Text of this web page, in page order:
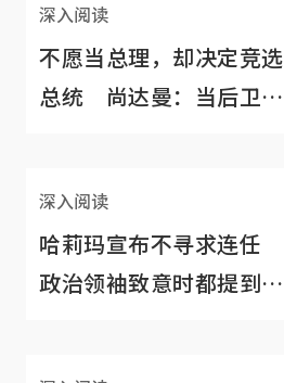
深入阅读
不愿当总理，却决定竞选
总统 尚达曼：当后卫更
深入阅读
哈莉玛宣布不寻求连任
政治领袖致意时都提到这